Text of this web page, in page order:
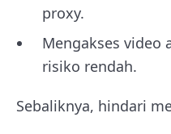
proxy.
Mengakses video
risiko rendah.
Sebaliknya, hindari